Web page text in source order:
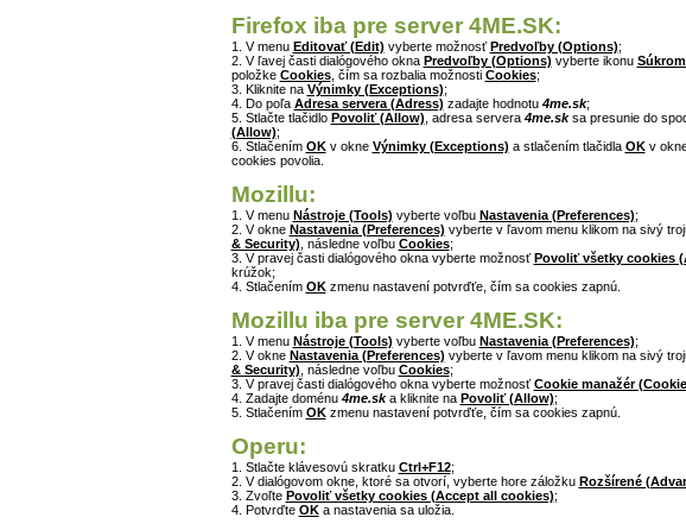
Firefox iba pre server 4ME.SK:
1. V menu Editovať (Edit) vyberte možnosťPredvoľby (Options);
2. V ľavej časti dialógového okna Predvoľby (Options) vyberte ikonu
položke Cookies, čím sa rozbalia možnosti Cookies;
3. Kliknite na Výnimky (Exceptions);
4. Do poľa Adresa servera (Adress) zadajte hodnotu 4me.sk;
5. Stlačte tlačidlo Povoliť (Allow) , adresa servera 4me.sksa presunie do
(Allow);
6. Stlačením OKv okne Výnimky (Exceptions) a stlačením tlačidla OKv
cookies povolia.
Mozillu:
1. V menu Nástroje (Tools) vyberte voľbu Nastavenia (Preferences);
2. V okne Nastavenia (Preferences) vyberte v ľavom menu klikom na sivý
& Security) , následne voľbu Cookies;
3. V pravej časti dialógového okna vyberte možnosťPovoliť všetky cookies
krúžok;
4. Stlačením OKzmenu nastavení potvrďťe, čím sa cookies zapnú.
Mozillu iba pre server 4ME.SK:
1. V menu Nástroje (Tools) vyberte voľbu Nastavenia (Preferences);
2. V okne Nastavenia (Preferences) vyberte v ľavom menu klikom na sivý
& Security) , následne voľbu Cookies;
3. V pravej časti dialógového okna vyberte možnosťCookie manažér
4. Zadajte doménu 4me.ska kliknite na Povoliť (Allow);
5. Stlačením OKzmenu nastavení potvrďťe, čím sa cookies zapnú.
Operu:
1. Stlačte klávesovú skratku Ctrl+F12;
2. V dialógovom okne, ktoré sa otvorí, vyberte hore záložku Rozšírené
3. Zvoľte Povoliť všetky cookies (Accept all cookies);
4. Potvrďte OKa nastavenia sa uložia.